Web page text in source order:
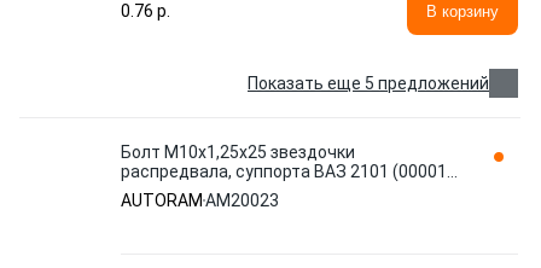
0.76 p.
В корзину
Показать еще 5 предложений
Болт М10x1,25x25 звездочки
распредвала, суппорта ВАЗ 2101 (00001-
0059707-218). 'AUTORAM' (уп. 10 шт)
AM20023
AUTORAM AM20023